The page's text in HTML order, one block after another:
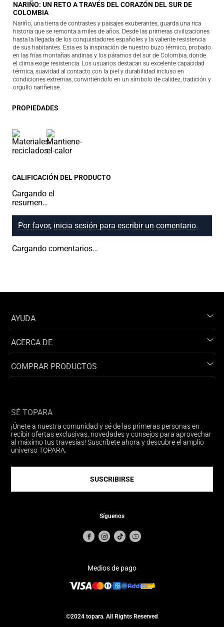
NARIÑO: UN RETO A TRAVÉS DEL CORAZÓN DEL SUR DE
COLOMBIA
Nariño, una tierra de contrastes y paisajes exuberantes, guarda una rica
historia que se remonta a miles de años. Desde las primeras civilizaciones
hasta la llegada de los conquistadores españoles y la valiente resistencia
de sus habitantes. Esta es la inspiración de nuestro buzo térmico, probado
en las frías montañas andinas y los páramos del sur de Colombia, donde
el clima exige resistencia. Los usuarios destacan su excelente capacidad
térmica, suavidad al contacto con la piel y durabilidad incluso en
condiciones extremas, convirtiéndolo en un símbolo de calidez, tradición y
orgullo nariñense.
PROPIEDADES
CALIFICACIÓN DEL PRODUCTO
Cargando el
resumen…
Por favor, inicia sesión para escribir un comentario.
Cargando comentarios…
AYUDA
ACERCA DE
COMPRAR PRODUCTOS
SÉ TOPARA
¡Únete a nuestra comunidad y sé de las primeras personas en
recibir ofertas exclusivas, novedades y consejos para aprovechar
al máximo tus travesías! Suscríbete ahora y descubre el amplio
universo TOPARA.
SUSCRIBIRSE
Síguenos
Medios de pago
©2024 topara. All Rights Reserved